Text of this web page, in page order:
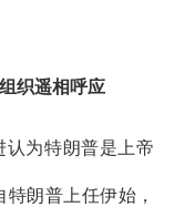
织遥相呼应
认为特朗普是上帝
朗普上任伊始，